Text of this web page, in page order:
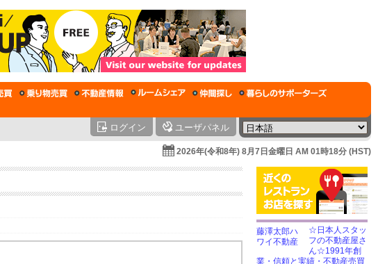
ログイン ユーザパネル
2026年(令和8年) 8月7日金曜日 AM 01時18分 (HST)
☆日本人スタッ
フの不動産屋さ
ん☆1991年創
業・信頼と実績・不動産売買